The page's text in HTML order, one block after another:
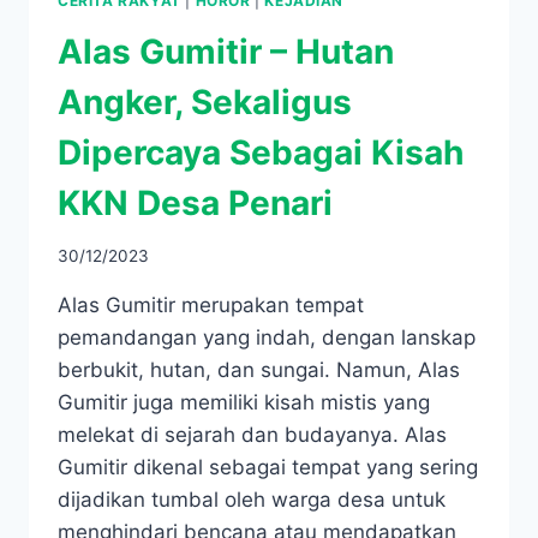
Alas Gumitir – Hutan
Angker, Sekaligus
Dipercaya Sebagai Kisah
KKN Desa Penari
30/12/2023
Alas Gumitir merupakan tempat
pemandangan yang indah, dengan lanskap
berbukit, hutan, dan sungai. Namun, Alas
Gumitir juga memiliki kisah mistis yang
melekat di sejarah dan budayanya. Alas
Gumitir dikenal sebagai tempat yang sering
dijadikan tumbal oleh warga desa untuk
menghindari bencana atau mendapatkan